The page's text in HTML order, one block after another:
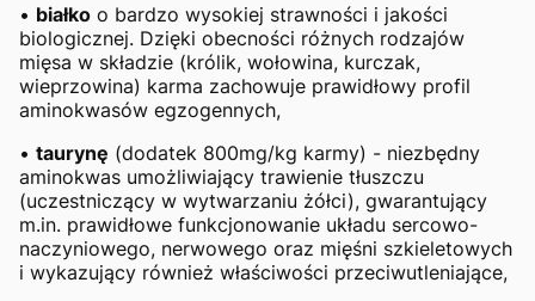
• białko o bardzo wysokiej strawności i jakości
biologicznej. Dzięki obecności różnych rodzajów
mięsa w składzie (królik, wołowina, kurczak,
wieprzowina) karma zachowuje prawidłowy profil
aminokwasów egzogennych,
• taurynę (dodatek 800mg/kg karmy) - niezbędny
aminokwas umożliwiający trawienie tłuszczu
(uczestniczący w wytwarzaniu żółci), gwarantujący
m.in. prawidłowe funkcjonowanie układu sercowo-
naczyniowego, nerwowego oraz mięśni szkieletowych
i wykazujący również właściwości przeciwutleniające,